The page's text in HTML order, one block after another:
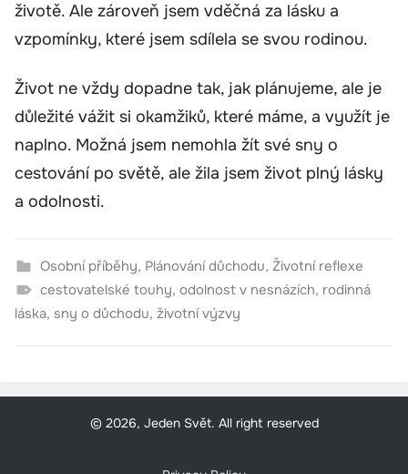
životě. Ale zároveň jsem vděčná za lásku a
vzpomínky, které jsem sdílela se svou rodinou.
Život ne vždy dopadne tak, jak plánujeme, ale je
důležité vážit si okamžiků, které máme, a využít je
naplno. Možná jsem nemohla žít své sny o
cestování po světě, ale žila jsem život plný lásky
a odolnosti.
Osobní příběhy, Plánování důchodu, Životní reflexe
cestovatelské touhy, odolnost v nesnázích, rodinná
láska, sny o důchodu, životní výzvy
© 2026, Jeden Svět. All right reserved